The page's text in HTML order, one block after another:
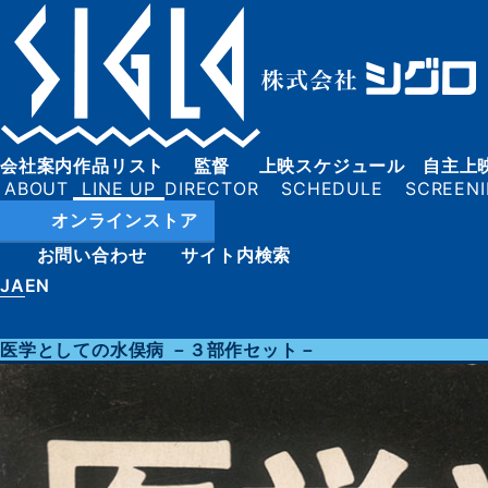
会社案内作品リスト 監督 上映スケジュール 自主上
オンラインストア
お問い合わせ
サイト内検索
JAEN
医学としての水俣病 －３部作セット－